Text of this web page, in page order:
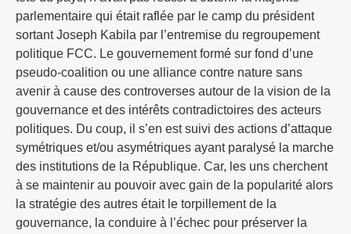
parlementaire qui était raflée par le camp du président
sortant Joseph Kabila par l’entremise du regroupement
politique FCC. Le gouvernement formé sur fond d’une
pseudo-coalition ou une alliance contre nature sans
avenir à cause des controverses autour de la vision de la
gouvernance et des intérêts contradictoires des acteurs
politiques. Du coup, il s’en est suivi des actions d’attaque
symétriques et/ou asymétriques ayant paralysé la marche
des institutions de la République. Car, les uns cherchent
à se maintenir au pouvoir avec gain de la popularité alors
la stratégie des autres était le torpillement de la
gouvernance, la conduire à l’échec pour préserver la